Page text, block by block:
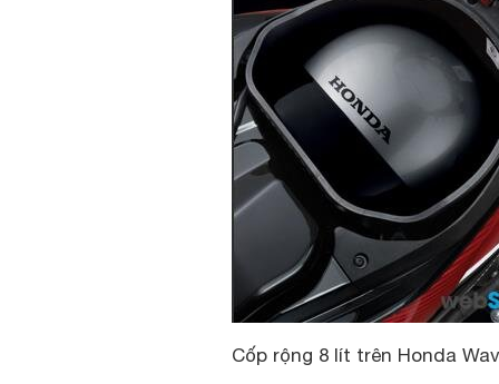
Cốp rộng 8 lít trên Honda